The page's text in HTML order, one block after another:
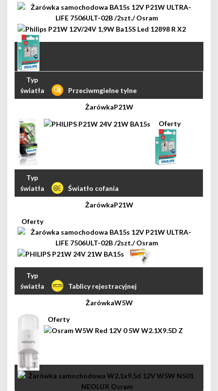
Przeciwmgielne tylne
P21W
Światło cofania
P21W
Tablicy rejestracyjnej
W5W